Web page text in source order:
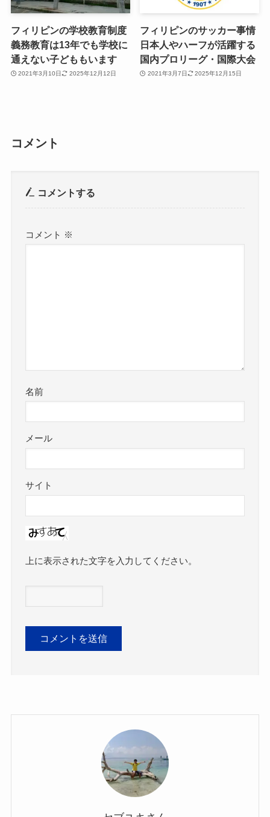
フィリピンの学校教育制度
義務教育は13年でも学校に
通えない子どももいます
2021年3月10日 2025年12月12日
フィリピンのサッカー事情
日本人やハーフが活躍する
国内プロリーグ・国際大会
2021年3月7日 2025年12月15日
コメント
コメントする
コメント ※
名前
メール
サイト
上に表示された文字を入力してください。